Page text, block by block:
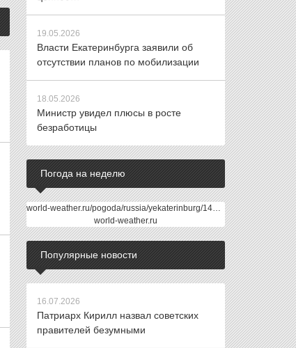
19.05.2026
Власти Екатеринбурга заявили об
отсутствии планов по мобилизации
18.05.2026
Министр увидел плюсы в росте
безработицы
Погода на неделю
world-weather.ru/pogoda/russia/yekaterinburg/14days/
world-weather.ru
Популярные новости
16.07.2026
Патриарх Кирилл назвал советских
правителей безумными